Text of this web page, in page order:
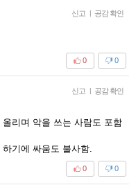
신고 | 공감 확인
0
0
신고 | 공감 확인
리며 악을 쓰는 사람도 포함
기에 싸움도 불사함.
0
0